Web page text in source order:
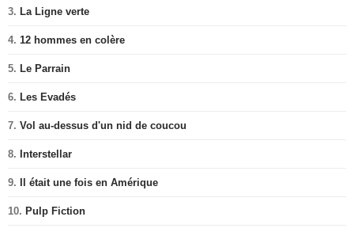
3. La Ligne verte
4. 12 hommes en colère
5. Le Parrain
6. Les Evadés
7. Vol au-dessus d'un nid de coucou
8. Interstellar
9. Il était une fois en Amérique
10. Pulp Fiction